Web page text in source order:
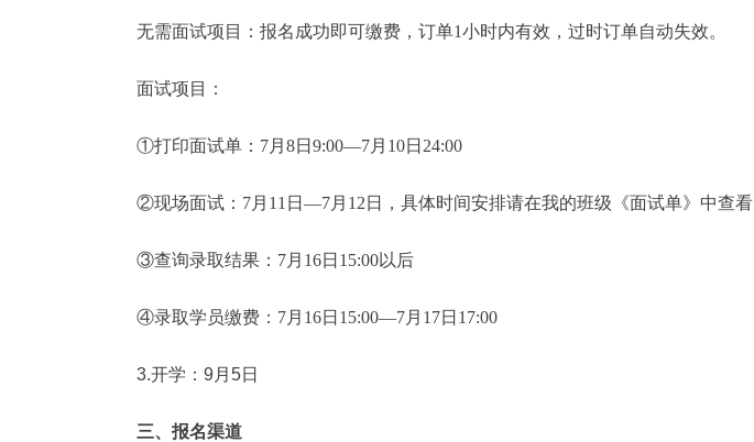
无需面试项目：报名成功即可缴费，订单1小时内有效，过时订单自动失效。
面试项目：
①打印面试单：7月8日9:00—7月10日24:00
②现场面试：7月11日—7月12日，具体时间安排请在我的班级《面试单》中查看
③查询录取结果：7月16日15:00以后
④录取学员缴费：7月16日15:00—7月17日17:00
3.开学：9月5日
三、报名渠道